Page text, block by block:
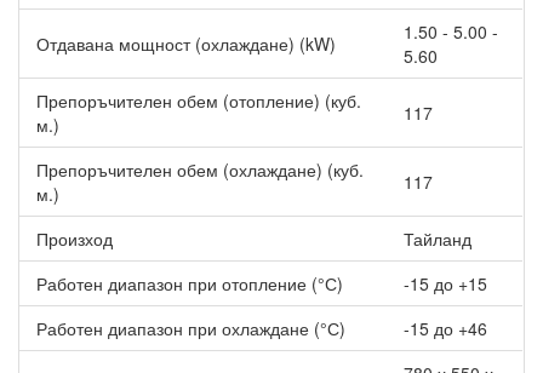
Отдавана мощност (охлаждане) (kW)
1.50 - 5.00 -
5.60
Препоръчителен обем (отопление) (куб.
м.)
117
Препоръчителен обем (охлаждане) (куб.
м.)
117
Произход
Тайланд
Работен диапазон при отопление (°С)
-15 до +15
Работен диапазон при охлаждане (°С)
-15 до +46